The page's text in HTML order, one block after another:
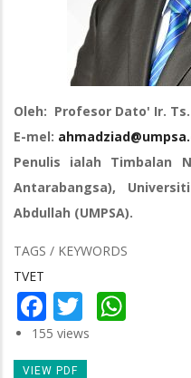
Oleh: Profesor Dato' Ir.
E-mel:
Penulis ialah Timbalan
Antarabangsa),
Abdullah (UMPSA).
TAGS / KEYWORDS
TVET
Facebook
Twitter
155 views
VIEW PDF